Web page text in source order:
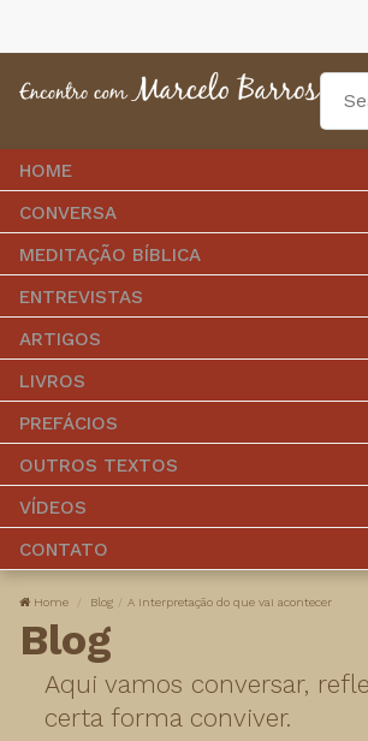
HOME
CONVERSA
MEDITAÇÃO BÍBLICA
ENTREVISTAS
ARTIGOS
LIVROS
PREFÁCIOS
OUTROS TEXTOS
VÍDEOS
CONTATO
Home Blog A interpretação do que vai acontecer
Blog
Aqui vamos conversar,
certa forma conviver.